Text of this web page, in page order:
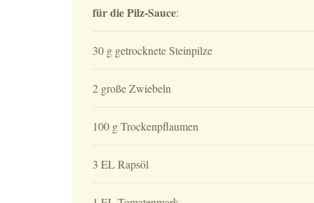
für die Pilz-Sauce:
30 g getrocknete Steinpilze
2 große Zwiebeln
100 g Trockenpflaumen
3 EL Rapsöl